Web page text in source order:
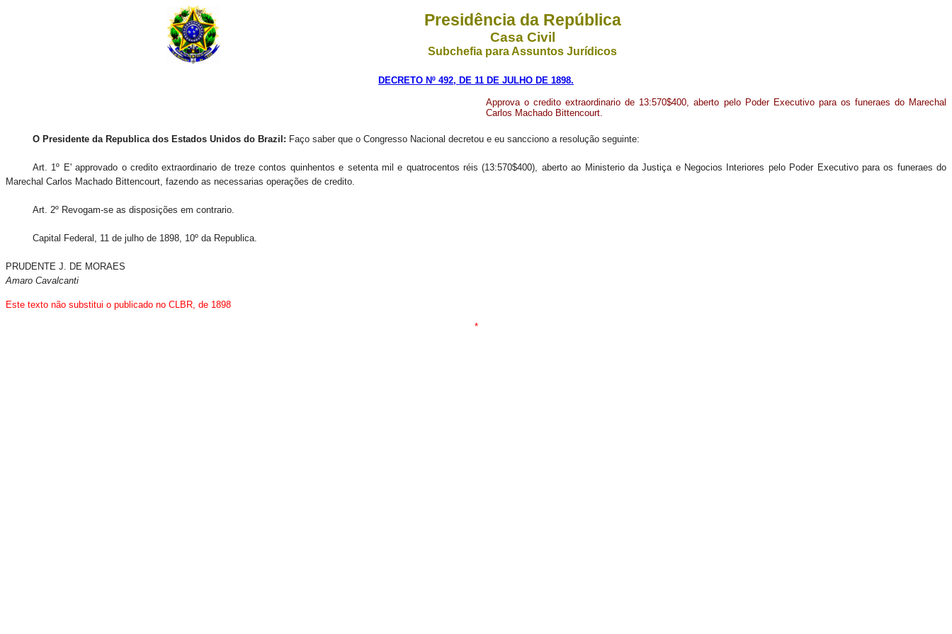
Presidência da República
Casa Civil
Subchefia para Assuntos Jurídicos
DECRETO Nº 492, DE 11 DE JULHO DE 1898.
Approva o credito extraordinario de 13:570$400, aberto pelo Poder Executivo para os funeraes do Marechal
Carlos Machado Bittencourt.
O Presidente da Republica dos Estados Unidos do Brazil: Faço saber que o Congresso Nacional decretou e eu sancciono a resolução seguinte:
Art. 1º E' approvado o credito extraordinario de treze contos quinhentos e setenta mil e quatrocentos réis (13:570$400), aberto ao Ministerio da Justiça e Negocios Interiores pelo Poder Executivo para os funeraes do
Marechal Carlos Machado Bittencourt, fazendo as necessarias operações de credito.
Art. 2º Revogam-se as disposições em contrario.
Capital Federal, 11 de julho de 1898, 10º da Republica.
PRUDENTE J. DE MORAES
Amaro Cavalcanti
Este texto não substitui o publicado no CLBR, de 1898
*